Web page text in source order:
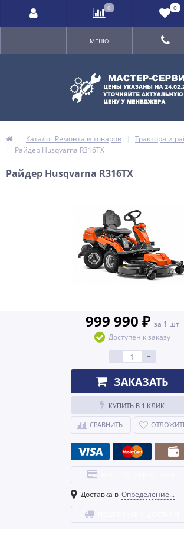
МЕНЮ
Каталог Ремонта и товаров
Трактора и
Райдер Husqvarna R316TX
Райдер Husqvarna R316TX
999 990 ₽ за 1 шт
Доступен к заказу
-
+
ЗАКАЗАТЬ
КУПИТЬ В 1 КЛИК
СРАВНИТЬ
Доставка в Определение...
0 0